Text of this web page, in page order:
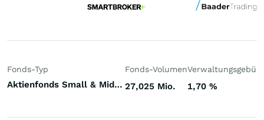
Fonds-Typ
Aktienfonds Small & Mid Cap Deutschland
Fonds-Volumen
27,025 Mio. 1,70 %